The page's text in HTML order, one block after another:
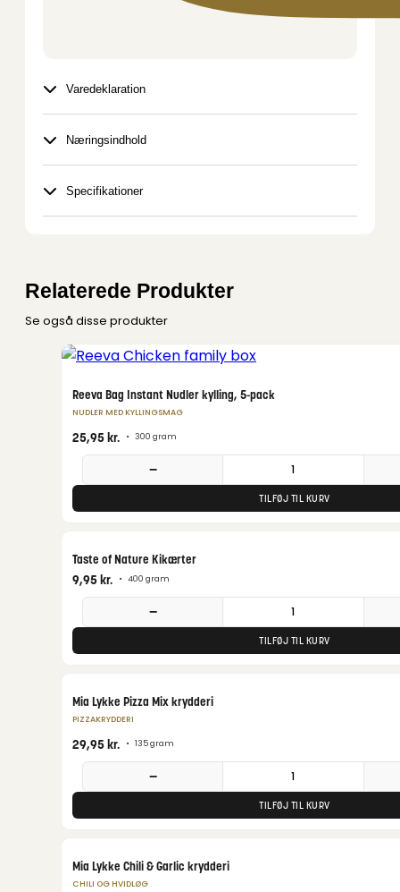
Varedeklaration
Næringsindhold
Specifikationer
Relaterede Produkter
Se også disse produkter
Reeva Bag Instant Nudler kylling, 5-pack
NUDLER MED KYLLINGSMAG
25,95kr. • 300 gram
−
TILFØJ TIL KURV
Taste of Nature Kikærter
9,95kr. • 400 gram
−
TILFØJ TIL KURV
Mia Lykke Pizza Mix krydderi
PIZZAKRYDDERI
29,95kr. • 135 gram
−
TILFØJ TIL KURV
Mia Lykke Chili & Garlic krydderi
CHILI OG HVIDLØG